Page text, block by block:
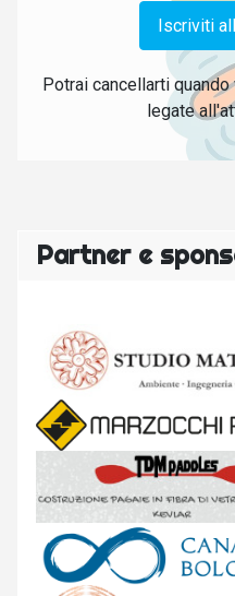
Iscriviti
Potrai cancellarti
legate
Partner e